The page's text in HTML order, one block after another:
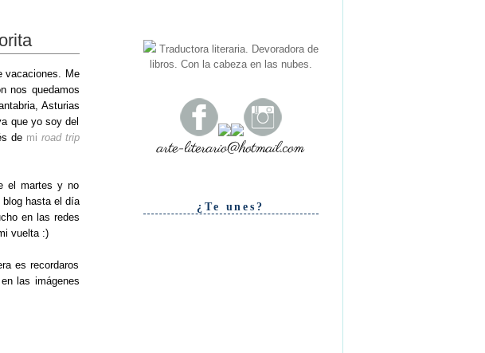
vacaciones. Me
nos quedamos
Asturias
que yo soy del
de mi road trip
el martes y no
blog hasta el día
en las redes
vuelta :)
es recordaros
las imágenes
Traductora literaria. Devoradora de
libros. Con la cabeza en las nubes.
¿Te unes?